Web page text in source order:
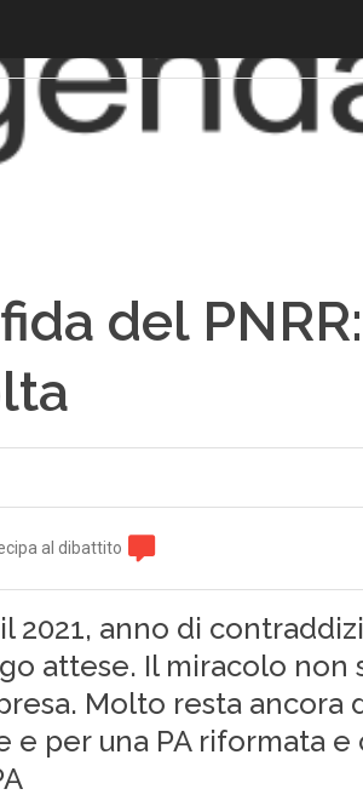
del
al dibattito
2021, anno di
attese. Il miracolo non
Molto resta ancora
per una PA riformata e